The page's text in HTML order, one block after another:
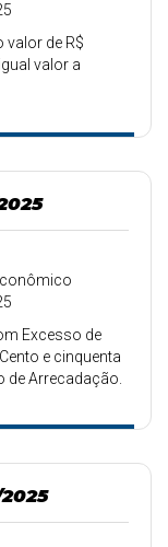
valor de R$
valor a
Excesso de
e cinquenta
de Arrecadação.